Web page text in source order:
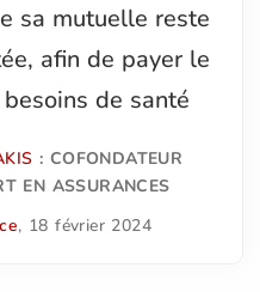
sa mutuelle reste
afin de payer le
de santé
: COFONDATEUR
EN ASSURANCES
, 18 février 2024